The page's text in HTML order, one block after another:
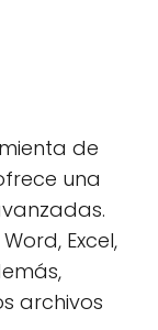
de
una
Excel,
archivos